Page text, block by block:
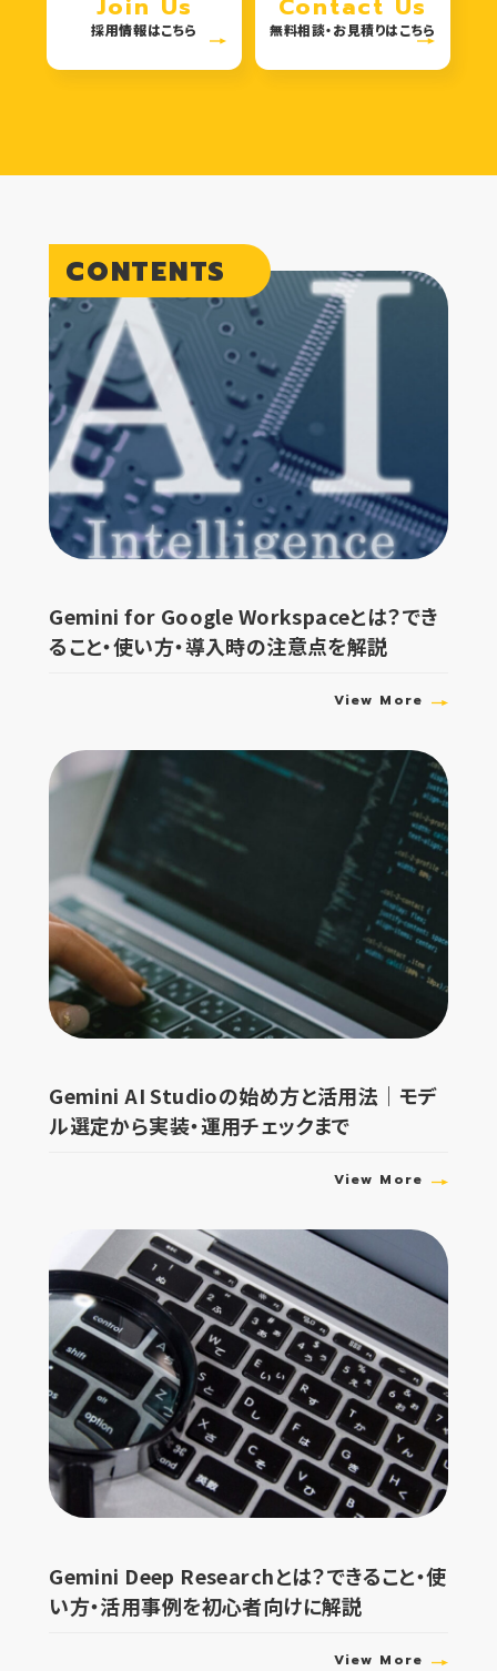
Join Us
採用情報はこちら
Contact Us
無料相談・お見積りはこちら
Gemini for Google Workspaceとは？でき
ること・使い方・導入時の注意点を解説
View More
Gemini AI Studioの始め方と活用法｜モデ
ル選定から実装・運用チェックまで
View More
Gemini Deep Researchとは？できること・使
い方・活用事例を初心者向けに解説
View More